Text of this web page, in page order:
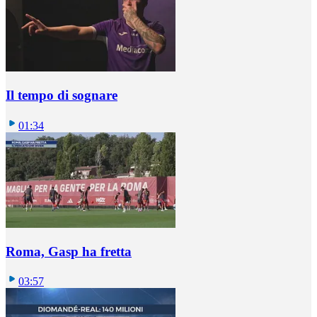
Il tempo di sognare
01:34
Roma, Gasp ha fretta
03:57